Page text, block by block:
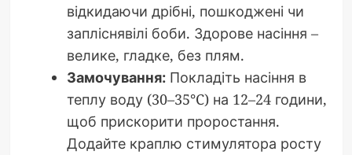
відкидаючи дрібні, пошкоджені чи
запліснявілі боби. Здорове насіння –
велике, гладке, без плям.
Замочування:Покладіть насіння в
теплу воду (30–35°C) на 12–24 години,
щоб прискорити проростання.
Додайте краплю стимулятора росту